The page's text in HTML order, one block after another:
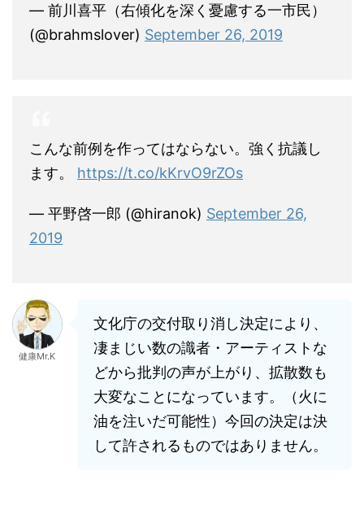
— 前川喜平（右傾化を深く憂慮する一市民）
(@brahmslover) September 26, 2019
こんな前例を作ってはならない。強く抗議し
ます。 https://t.co/kKrvO9rZOs
— 平野啓一郎 (@hiranok) September 26,
2019
健康Mr.K
文化庁の交付取り消し決定により、
凄まじい数の識者・アーティストな
どから批判の声が上がり、拡散数も
大変なことになっています。（火に
油を注いだ可能性）今回の決定は決
して許されるものではありません。